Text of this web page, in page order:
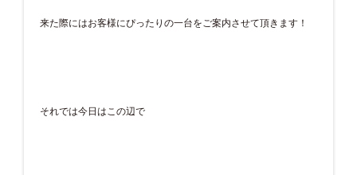
来た際にはお客様にぴったりの一台をご案内させて頂きます！
それでは今日はこの辺で